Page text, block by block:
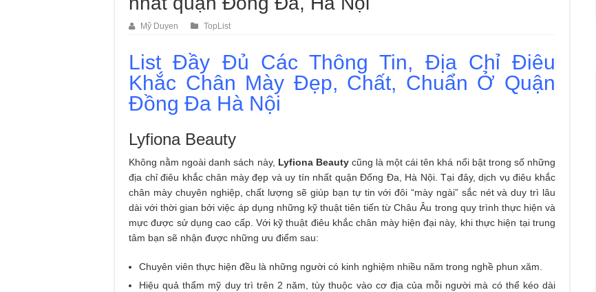
Mỹ Duyen TopList
List Đầy Đủ Các Thông Tin, Địa Chỉ Điêu
Khắc Chân Mày Đẹp, Chất, Chuẩn Ở Quận
Đồng Đa Hà Nội
Lyfiona Beauty
Không nằm ngoài danh sách này, Lyfiona Beautycũng là một cái tên khá nổi bật trong số những
địa chỉ điêu khắc chân mày đẹp và uy tín nhất quận Đống Đa, Hà Nội. Tại đây, dịch vụ điêu khắc
chân mày chuyên nghiệp, chất lượng sẽ giúp bạn tự tin với đôi “mày ngài” sắc nét và duy trì lâu
dài với thời gian bởi việc áp dụng những kỹ thuật tiên tiến từ Châu Âu trong quy trình thực hiện và
mực được sử dụng cao cấp. Với kỹ thuật điêu khắc chân mày hiện đại này, khi thực hiện tại trung
tâm bạn sẽ nhận được những ưu điểm sau:
Chuyên viên thực hiện đều là những người có kinh nghiệm nhiều năm trong nghề phun xăm.
Hiệu quả thẩm mỹ duy trì trên 2 năm, tùy thuộc vào cơ địa của mỗi người mà có thể kéo dài